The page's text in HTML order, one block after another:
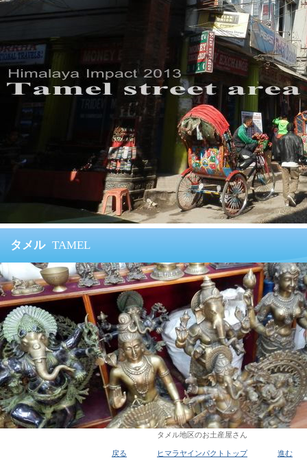
タメル TAMEL
タメル地区のお土産屋さん
戻る ヒマラヤインパクトトップ 進む